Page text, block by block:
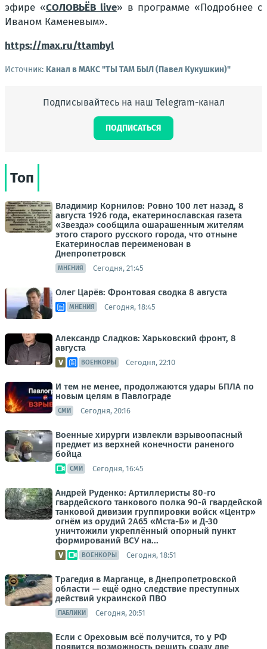
эфире «СОЛОВЬЁВ live» в программе «Подробнее с
Иваном Каменевым».
https://max.ru/ttambyl
Источник: Канал в МАКС "ТЫ ТАМ БЫЛ (Павел Кукушкин)"
Подписывайтесь на наш Telegram-канал
ПОДПИСАТЬСЯ
Топ
Владимир Корнилов: Ровно 100 лет назад, 8
августа 1926 года, екатеринославская газета
«Звезда» сообщила ошарашенным жителям
этого старого русского города, что отныне
Екатеринослав переименован в
Днепропетровск
МНЕНИЯ Сегодня, 21:45
Олег Царёв: Фронтовая сводка 8 августа
МНЕНИЯ Сегодня, 18:45
Александр Сладков: Харьковский фронт, 8
августа
ВОЕНКОРЫ Сегодня, 22:10
И тем не менее, продолжаются удары БПЛА по
новым целям в Павлограде
СМИ Сегодня, 20:16
Военные хирурги извлекли взрывоопасный
предмет из верхней конечности раненого
бойца
СМИ Сегодня, 16:45
Андрей Руденко: Артиллеристы 80-го
гвардейского танкового полка 90-й гвардейской
танковой дивизии группировки войск «Центр»
огнём из орудий 2А65 «Мста-Б» и Д-30
уничтожили укреплённый опорный пункт
формирований ВСУ на...
ВОЕНКОРЫ Сегодня, 18:51
Трагедия в Марганце, в Днепропетровской
области — ещё одно следствие преступных
действий украинской ПВО
ПАБЛИКИ Сегодня, 20:51
Если с Ореховым всё получится, то у РФ
появится возможность решить сразу две